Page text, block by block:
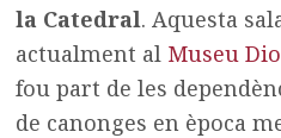
la Catedral. Aquesta
actualment al Museu
fou part de les
de canonges en època